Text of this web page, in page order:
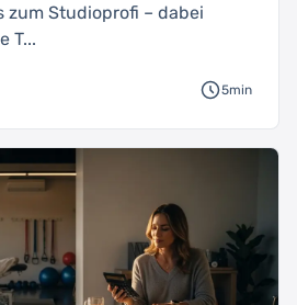
zum Studioprofi – dabei
T...
5min